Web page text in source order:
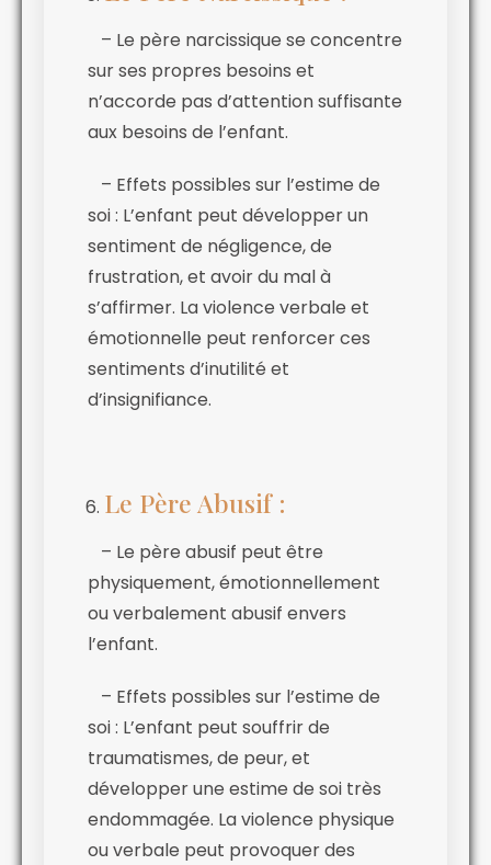
– Le père narcissique se concentre
sur ses propres besoins et
n’accorde pas d’attention suffisante
aux besoins de l’enfant.
– Effets possibles sur l’estime de
soi : L’enfant peut développer un
sentiment de négligence, de
frustration, et avoir du mal à
s’affirmer. La violence verbale et
émotionnelle peut renforcer ces
sentiments d’inutilité et
d’insignifiance.
Le Père Abusif :
– Le père abusif peut être
physiquement, émotionnellement
ou verbalement abusif envers
l’enfant.
– Effets possibles sur l’estime de
soi : L’enfant peut souffrir de
traumatismes, de peur, et
développer une estime de soi très
endommagée. La violence physique
ou verbale peut provoquer des